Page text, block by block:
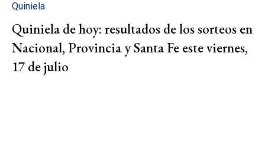
Quiniela
Quiniela de hoy: resultados de los sorteos en
Nacional, Provincia y Santa Fe este viernes,
17 de julio